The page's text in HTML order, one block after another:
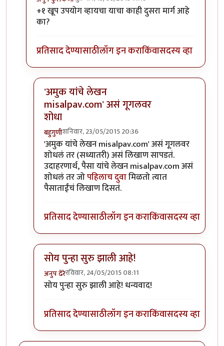
In reply toआयडी पुढे /authored लाउनbyअनुप ढेरे
+१ खूप उपयोग व्हायचा याचा काही दुसरा मार्ग आहे
का?
प्रतिसाद देण्यासाठीलॉग इन कराकिंवासदस्य व्हा
'अमुक यांचे लेखन
misalpav.com' असं गूगलवर
शोधा
बहुगुणीशनिवार, 23/05/2015 20:36
In reply to+१byअनुप कुलकर्णी
'अमुक यांचे लेखन misalpav.com' असं गूगलवर
शोधलं तर (सध्यातरी) असं लिखाण सापडतं.
उदाहरणार्थ, पैसा यांचे लेखन misalpav.com असं
शोधलं तर जोपहिलाच दुवामिळतो त्यात
पैसाताईंचं लिखाण दिसतं.
प्रतिसाद देण्यासाठीलॉग इन कराकिंवासदस्य व्हा
सोय पुन्हा सुरु झाली आहे!
अनुप ढेरेरविवार, 24/05/2015 08:11
In reply to+१byअनुप कुलकर्णी
सोय पुन्हा सुरु झाली आहे! धन्यवाद!
प्रतिसाद देण्यासाठीलॉग इन कराकिंवासदस्य व्हा